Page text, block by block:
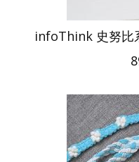
infoThink 史努比